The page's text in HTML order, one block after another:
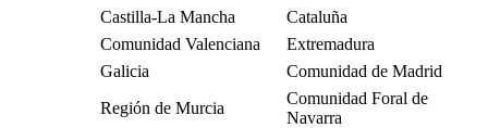
Castilla-La Mancha
Cataluña
Comunidad Valenciana
Extremadura
Galicia
Comunidad de Madrid
Región de Murcia
Comunidad Foral de
Navarra